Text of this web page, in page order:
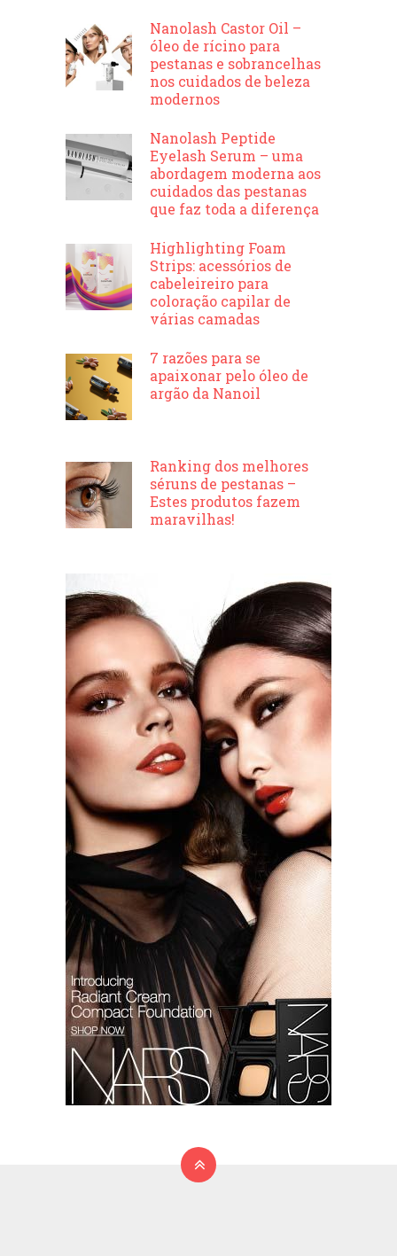
Nanolash Castor Oil –
óleo de rícino para
pestanas e sobrancelhas
nos cuidados de beleza
modernos
Nanolash Peptide
Eyelash Serum – uma
abordagem moderna aos
cuidados das pestanas
que faz toda a diferença
Highlighting Foam
Strips: acessórios de
cabeleireiro para
coloração capilar de
várias camadas
7 razões para se
apaixonar pelo óleo de
argão da Nanoil
Ranking dos melhores
séruns de pestanas –
Estes produtos fazem
maravilhas!